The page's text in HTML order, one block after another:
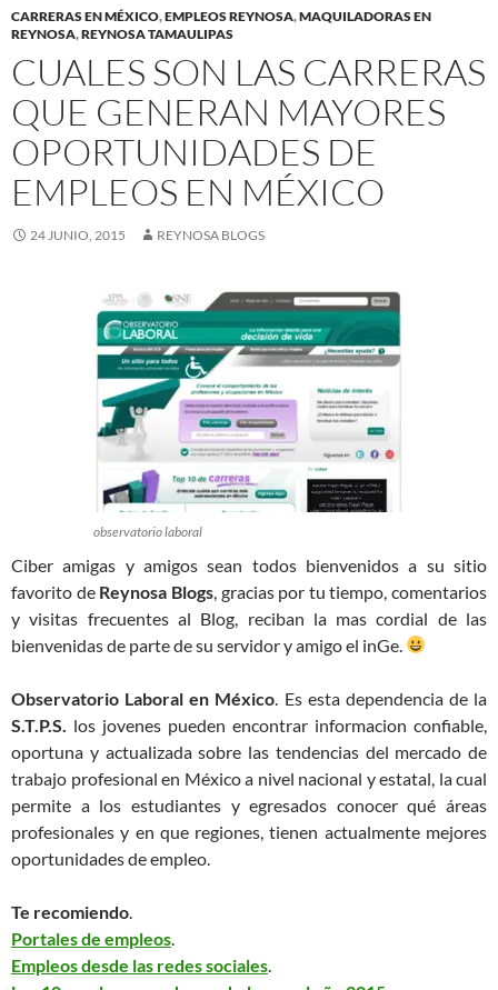
CARRERAS EN MÉXICO,EMPLEOS REYNOSA,MAQUILADORAS EN
REYNOSA,REYNOSA TAMAULIPAS
CUALES SON LAS CARRERAS
QUE GENERAN MAYORES
OPORTUNIDADES DE
EMPLEOS EN MÉXICO
24 JUNIO, 2015 REYNOSA BLOGS
observatorio laboral
Ciber amigas y amigos sean todos bienvenidos a su sitio
favorito de Reynosa Blogs, gracias por tu tiempo, comentarios
y visitas frecuentes al Blog, reciban la mas cordial de las
bienvenidas de parte de su servidor y amigo el inGe.
Observatorio Laboral en México . Es esta dependencia de la
S.T.P.S.
los jovenes pueden encontrar informacion confiable,
oportuna y actualizada sobre las tendencias del mercado de
trabajo profesional en México a nivel nacional y estatal, la cual
permite a los estudiantes y egresados conocer qué áreas
profesionales y en que regiones, tienen actualmente mejores
oportunidades de empleo.
Te recomiendo
Portales de empleos
Empleos desde las redes sociales